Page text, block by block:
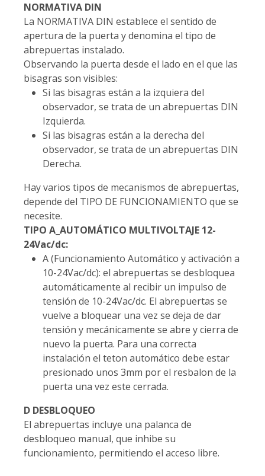
NORMATIVA DIN
La NORMATIVA DIN establece el sentido de
apertura de la puerta y denomina el tipo de
abrepuertas instalado.
Observando la puerta desde el lado en el que las
bisagras son visibles:
Si las bisagras están a la izquiera del
observador, se trata de un abrepuertas DIN
Izquierda.
Si las bisagras están a la derecha del
observador, se trata de un abrepuertas DIN
Derecha.
Hay varios tipos de mecanismos de abrepuertas,
depende del TIPO DE FUNCIONAMIENTO que se
necesite.
TIPO A_AUTOMÁTICO MULTIVOLTAJE 12-
24Vac/dc:
A (Funcionamiento Automático y activación a
10-24Vac/dc): el abrepuertas se desbloquea
automáticamente al recibir un impulso de
tensión de 10-24Vac/dc. El abrepuertas se
vuelve a bloquear una vez se deja de dar
tensión y mecánicamente se abre y cierra de
nuevo la puerta. Para una correcta
instalación el teton automático debe estar
presionado unos 3mm por el resbalon de la
puerta una vez este cerrada.
D DESBLOQUEO
El abrepuertas incluye una palanca de
desbloqueo manual, que inhibe su
funcionamiento, permitiendo el acceso libre.